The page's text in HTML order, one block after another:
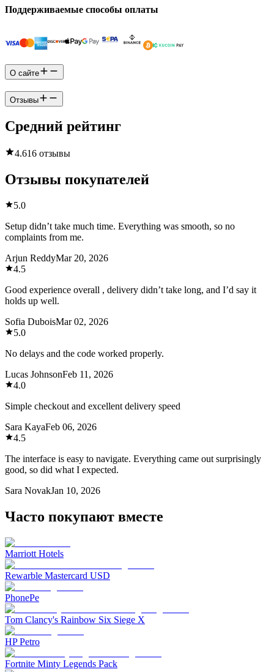
Поддерживаемые способы оплаты
О сайте
Отзывы
Средний рейтинг
4.616 отзывы
Отзывы покупателей
5.0
Setup didn’t take much time. Everything was smooth, so no
complaints from me.
Arjun ReddyMar 20, 2026
4.5
Good experience overall , delivery didn’t take long, and I’d say it
holds up well.
Sofia DuboisMar 02, 2026
5.0
No delays and the code worked properly.
Lucas JohnsonFeb 11, 2026
4.0
Simple checkout and excellent delivery speed
Sara KayaFeb 06, 2026
4.5
The interface is easy to navigate. Everything came out surprisingly
good, so did what I expected.
Sara NovakJan 10, 2026
Часто покупают вместе
Marriott Hotels
Rewarble Mastercard USD
PhonePe
Tom Clancy's Rainbow Six Siege X
HP Petro
Fortnite Minty Legends Pack